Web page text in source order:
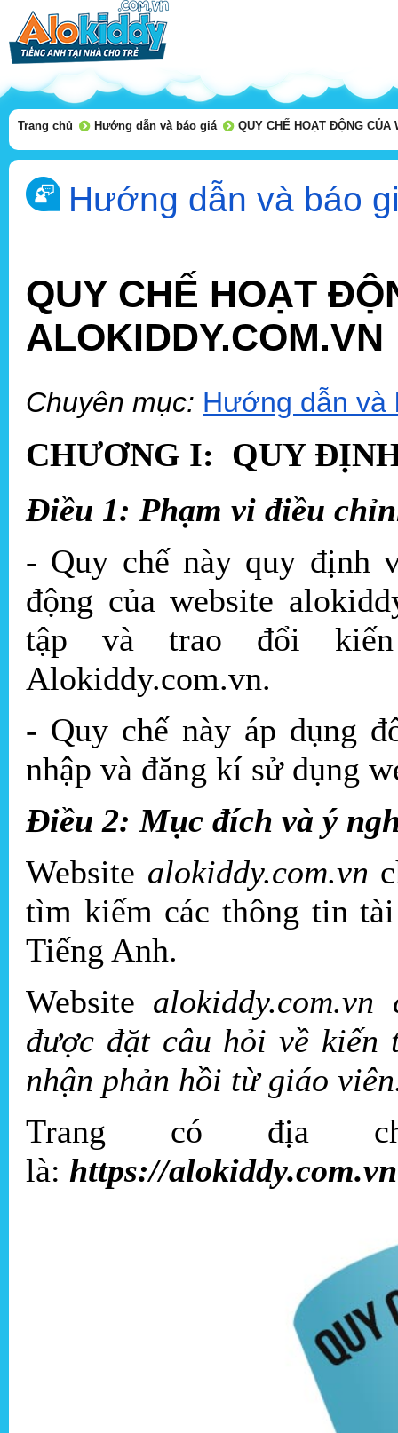
Trang chủ Hướng dẫn và báo giá QUY CHẾ HOẠT ĐỘNG CỦA
Hướng dẫn và báo
QUY CHẾ HOẠT
ALOKIDDY.COM.VN
Chuyên mục: Hướng dẫn và
CHƯƠNG I: QUY
Điều 1: Phạm vi điều
- Quy chế này quy định
động của website
tập và trao đổi
Alokiddy.com.vn.
- Quy chế này áp dụng
nhập và đăng kí sử dụng
Điều 2: Mục đích và ý
Website alokiddy.com.vn
tìm kiếm các thông tin
Tiếng Anh.
Website
được đặt câu hỏi về kiến
nhận phản hồi từ giáo
Trang có địa
là: https://alokiddy.com.vn